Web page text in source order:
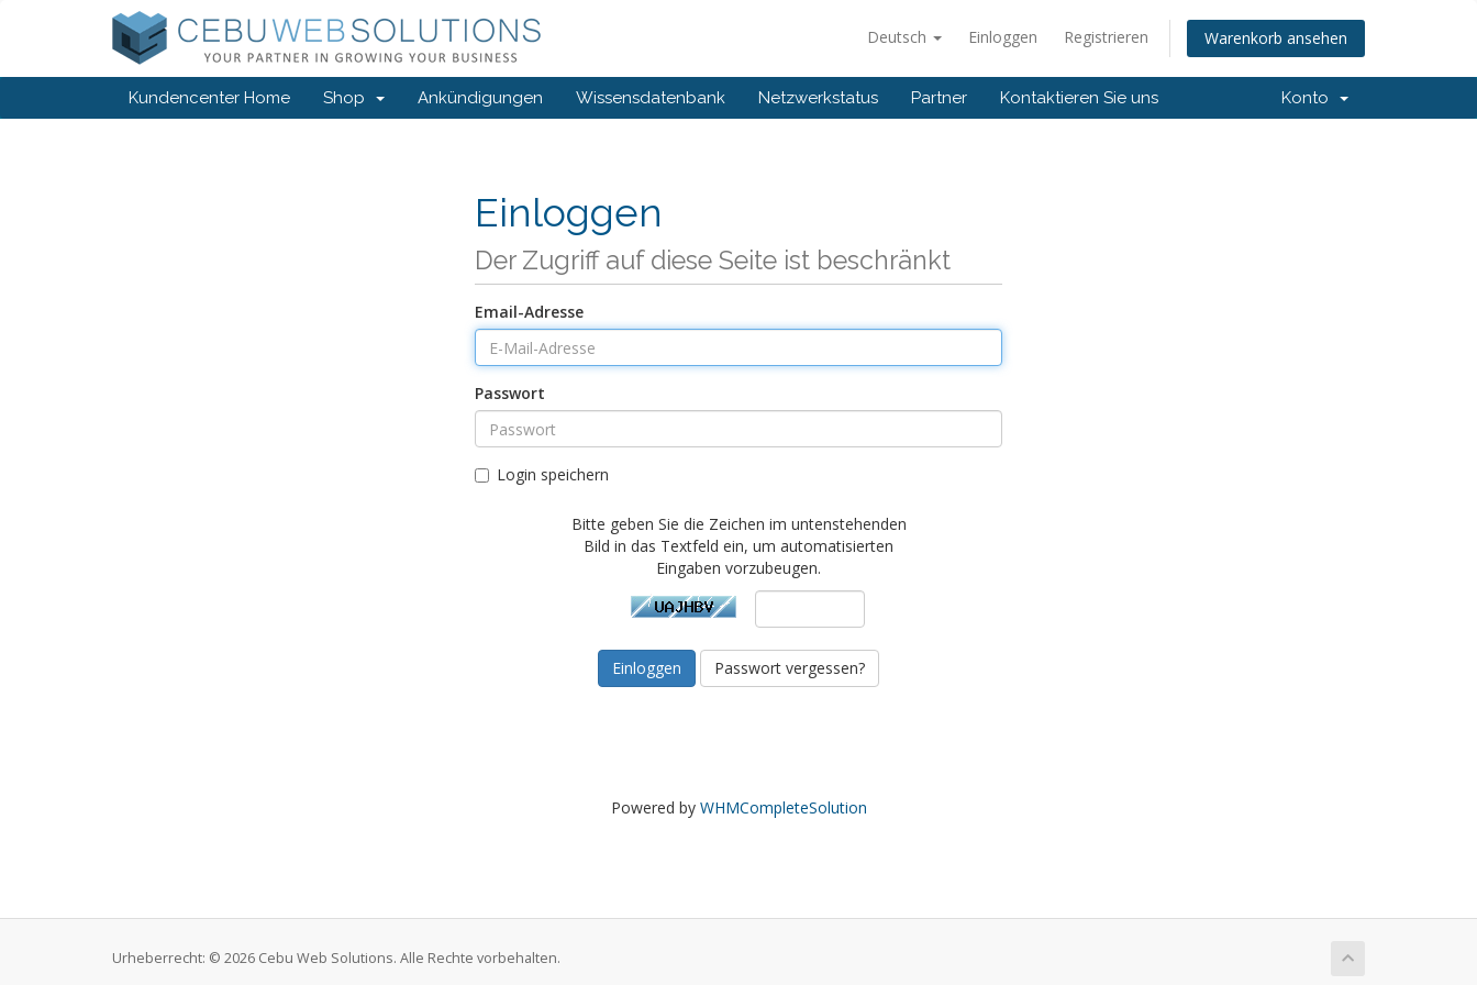
Deutsch Einloggen Registrieren Warenkorb ansehen
Kundencenter Home Shop Ankündigungen Wissensdatenbank Netzwerkstatus Partner Kontaktieren Sie uns Konto
Einloggen
Der Zugriff auf diese Seite ist beschränkt
Email-Adresse
Passwort
Login speichern
Bitte geben Sie die Zeichen im untenstehenden
Bild in das Textfeld ein, um automatisierten
Eingaben vorzubeugen.
Passwort vergessen?
Powered by WHMCompleteSolution
Urheberrecht: © 2026 Cebu Web Solutions. Alle Rechte vorbehalten.